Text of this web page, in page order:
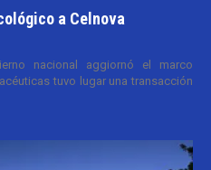
a Celnova
nacional aggiornó el marco
tuvo lugar una transacción